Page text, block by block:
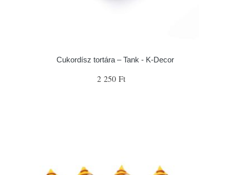
Cukordísz tortára – Tank - K-Decor
2 250 Ft